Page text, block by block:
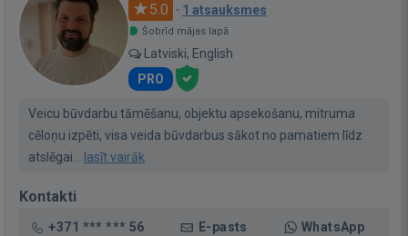
5.0 · 1 atsauksmes
Šobrīd mājas lapā
Latviski, English
PRO
Veicu būvdarbu tāmēšanu, objektu apsekošanu, mitruma
cēloņu izpēti, visa veida būvdarbus sākot no pamatiem līdz
atslēgai...
lasīt vairāk
Kontakti
+371 *** *** 56 E-pasts WhatsApp